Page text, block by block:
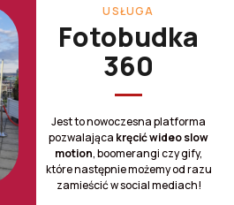
USŁUGA
Fotobudka
360
Jest to nowoczesna platforma
pozwalająca kręcić wideo slow
motion, boomerangi czy gify,
które następnie możemy od razu
zamieścić w social mediach!